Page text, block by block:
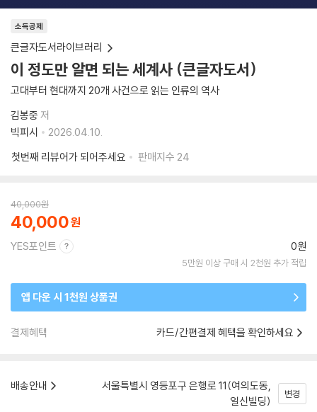
소득공제
큰글자도서라이브러리
이 정도만 알면 되는 세계사 (큰글자도서)
고대부터 현대까지 20개 사건으로 읽는 인류의 역사
김봉중 저
빅피시
2026.04.10.
첫번째 리뷰어가 되어주세요
판매지수 24
40,000원
40,000
YES포인트 0원
5만원 이상 구매 시 2천원 추가 적립
앱 다운 시 1천원 상품권
결제혜택 카드/간편결제 혜택을 확인하세요
배송안내
서울특별시 영등포구 은행로 11(여의도동,
일신빌딩)
변경